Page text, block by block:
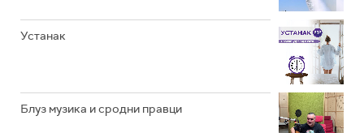
Устанак
Блуз музика и сродни правци